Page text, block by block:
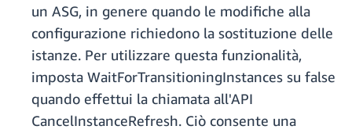
un ASG, in genere quando le modifiche alla
configurazione richiedono la sostituzione delle
istanze. Per utilizzare questa funzionalità,
imposta WaitForTransitioningInstances su false
quando effettui la chiamata all'API
CancelInstanceRefresh. Ciò consente una